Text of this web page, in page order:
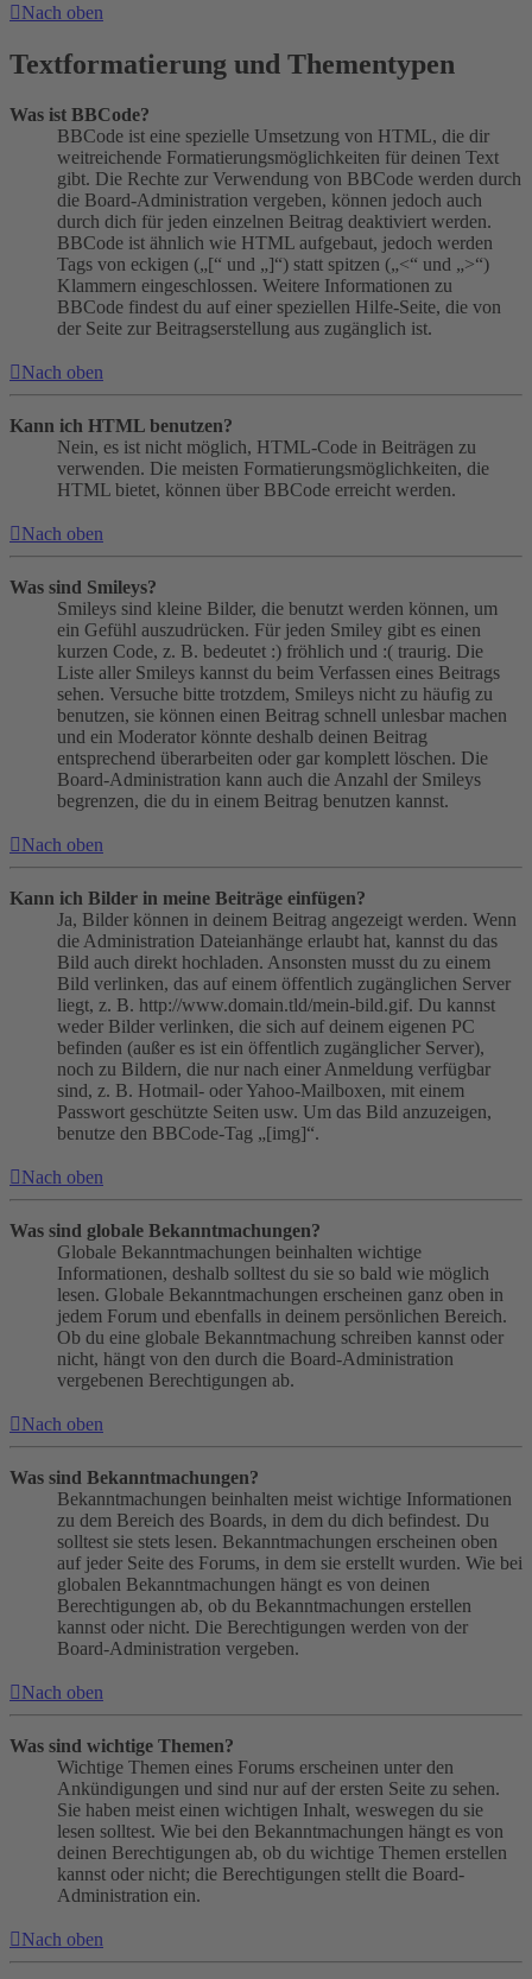
Nach oben
Textformatierung und Thementypen
Was ist BBCode?
BBCode ist eine spezielle Umsetzung von HTML, die dir
weitreichende Formatierungsmöglichkeiten für deinen Text
gibt. Die Rechte zur Verwendung von BBCode werden durch
die Board-Administration vergeben, können jedoch auch
durch dich für jeden einzelnen Beitrag deaktiviert werden.
BBCode ist ähnlich wie HTML aufgebaut, jedoch werden
Tags von eckigen („[“ und „]“) statt spitzen („<“ und „>“)
Klammern eingeschlossen. Weitere Informationen zu
BBCode findest du auf einer speziellen Hilfe-Seite, die von
der Seite zur Beitragserstellung aus zugänglich ist.
Nach oben
Kann ich HTML benutzen?
Nein, es ist nicht möglich, HTML-Code in Beiträgen zu
verwenden. Die meisten Formatierungsmöglichkeiten, die
HTML bietet, können über BBCode erreicht werden.
Nach oben
Was sind Smileys?
Smileys sind kleine Bilder, die benutzt werden können, um
ein Gefühl auszudrücken. Für jeden Smiley gibt es einen
kurzen Code, z. B. bedeutet :) fröhlich und :( traurig. Die
Liste aller Smileys kannst du beim Verfassen eines Beitrags
sehen. Versuche bitte trotzdem, Smileys nicht zu häufig zu
benutzen, sie können einen Beitrag schnell unlesbar machen
und ein Moderator könnte deshalb deinen Beitrag
entsprechend überarbeiten oder gar komplett löschen. Die
Board-Administration kann auch die Anzahl der Smileys
begrenzen, die du in einem Beitrag benutzen kannst.
Nach oben
Kann ich Bilder in meine Beiträge einfügen?
Ja, Bilder können in deinem Beitrag angezeigt werden. Wenn
die Administration Dateianhänge erlaubt hat, kannst du das
Bild auch direkt hochladen. Ansonsten musst du zu einem
Bild verlinken, das auf einem öffentlich zugänglichen Server
liegt, z. B. http://www.domain.tld/mein-bild.gif. Du kannst
weder Bilder verlinken, die sich auf deinem eigenen PC
befinden (außer es ist ein öffentlich zugänglicher Server),
noch zu Bildern, die nur nach einer Anmeldung verfügbar
sind, z. B. Hotmail- oder Yahoo-Mailboxen, mit einem
Passwort geschützte Seiten usw. Um das Bild anzuzeigen,
benutze den BBCode-Tag „[img]“.
Nach oben
Was sind globale Bekanntmachungen?
Globale Bekanntmachungen beinhalten wichtige
Informationen, deshalb solltest du sie so bald wie möglich
lesen. Globale Bekanntmachungen erscheinen ganz oben in
jedem Forum und ebenfalls in deinem persönlichen Bereich.
Ob du eine globale Bekanntmachung schreiben kannst oder
nicht, hängt von den durch die Board-Administration
vergebenen Berechtigungen ab.
Nach oben
Was sind Bekanntmachungen?
Bekanntmachungen beinhalten meist wichtige Informationen
zu dem Bereich des Boards, in dem du dich befindest. Du
solltest sie stets lesen. Bekanntmachungen erscheinen oben
auf jeder Seite des Forums, in dem sie erstellt wurden. Wie bei
globalen Bekanntmachungen hängt es von deinen
Berechtigungen ab, ob du Bekanntmachungen erstellen
kannst oder nicht. Die Berechtigungen werden von der
Board-Administration vergeben.
Nach oben
Was sind wichtige Themen?
Wichtige Themen eines Forums erscheinen unter den
Ankündigungen und sind nur auf der ersten Seite zu sehen.
Sie haben meist einen wichtigen Inhalt, weswegen du sie
lesen solltest. Wie bei den Bekanntmachungen hängt es von
deinen Berechtigungen ab, ob du wichtige Themen erstellen
kannst oder nicht; die Berechtigungen stellt die Board-
Administration ein.
Nach oben